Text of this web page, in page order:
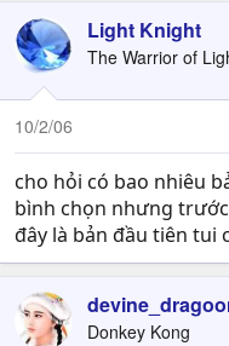
Light Knight
The Warrior of
10/2/06
cho hỏi có bao nhiêu
bình chọn nhưng
đây là bản đầu tiên tui
Donkey Kong